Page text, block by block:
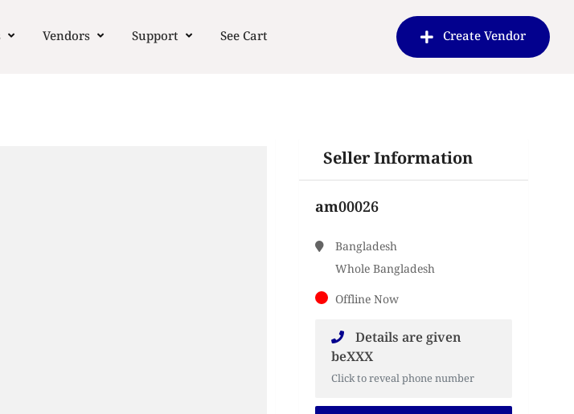
Vendors Support See Cart Create Vendor
Seller Information
am00026
Bangladesh
Whole Bangladesh
Offline Now
Details are given
beXXX
Click to reveal phone number